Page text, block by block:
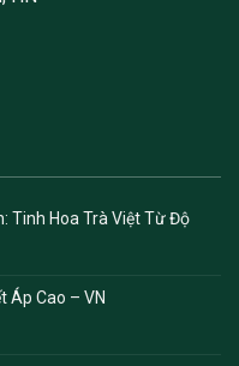
Tinh Hoa Trà Việt Từ Độ
Áp Cao – VN